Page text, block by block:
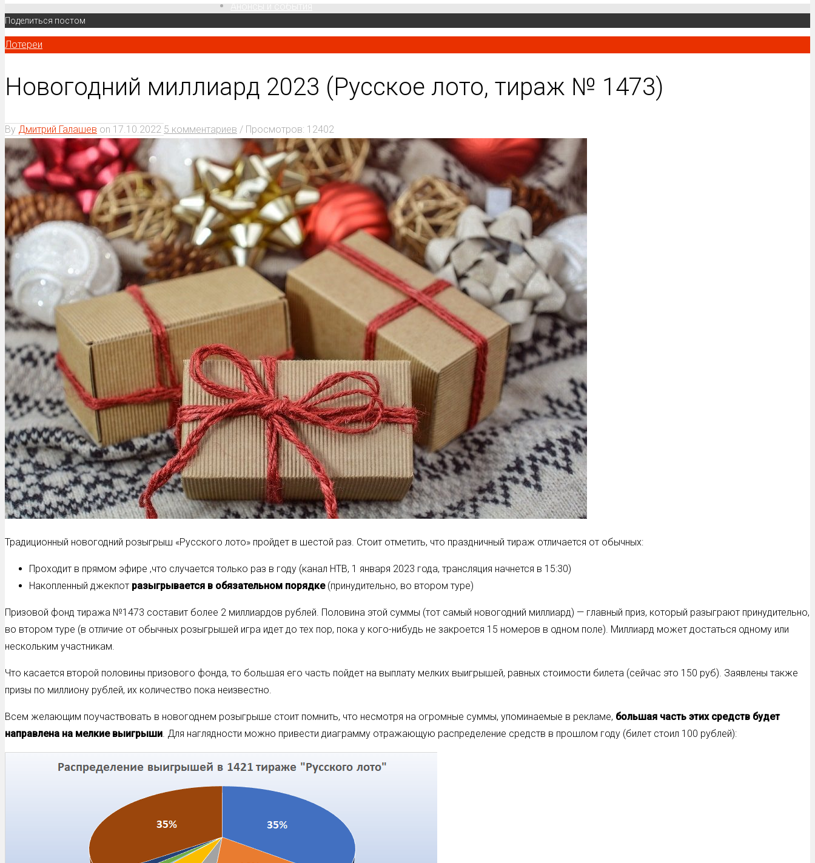
Поделиться постом
Лотереи
Новогодний миллиард 2023 (Русское лото, тираж № 1473)
By Дмитрий Галашев on 17.10.2022 5 комментариев / Просмотров: 12402
Традиционный новогодний розыгрыш «Русского лото» пройдет в шестой раз. Стоит отметить, что праздничный тираж отличается от обычных:
Проходит в прямом эфире ,что случается только раз в году (канал НТВ, 1 января 2023 года, трансляция начнется в 15:30)
Накопленный джекпот разыгрывается в обязательном порядке(принудительно, во втором туре)
Призовой фонд тиража №1473 составит более 2 миллиардов рублей. Половина этой суммы (тот самый новогодний миллиард) — главный приз, который разыграют принудительно,
во втором туре (в отличие от обычных розыгрышей игра идет до тех пор, пока у кого-нибудь не закроется 15 номеров в одном поле). Миллиард может достаться одному или
нескольким участникам.
Что касается второй половины призового фонда, то большая его часть пойдет на выплату мелких выигрышей, равных стоимости билета (сейчас это 150 руб). Заявлены также
призы по миллиону рублей, их количество пока неизвестно.
Всем желающим поучаствовать в новогоднем розыгрыше стоит помнить, что несмотря на огромные суммы, упоминаемые в рекламе, большая часть этих средств будет
направлена на мелкие выигрыши. Для наглядности можно привести диаграмму отражающую распределение средств в прошлом году (билет стоил 100 рублей):